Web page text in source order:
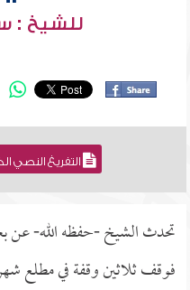
للشيخ :
التفريغ النصي
تحدث الشيخ -حفظه الله- عن
فوقف ثلاثين وقفة في مطلع